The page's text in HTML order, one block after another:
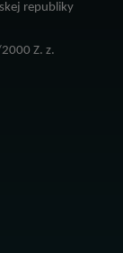
republiky
Z. z.